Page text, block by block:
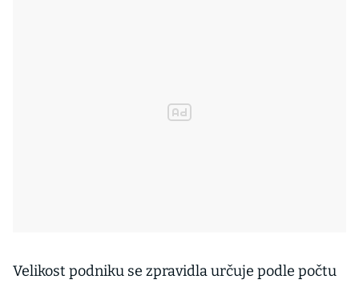
Velikost podniku se zpravidla určuje podle počtu